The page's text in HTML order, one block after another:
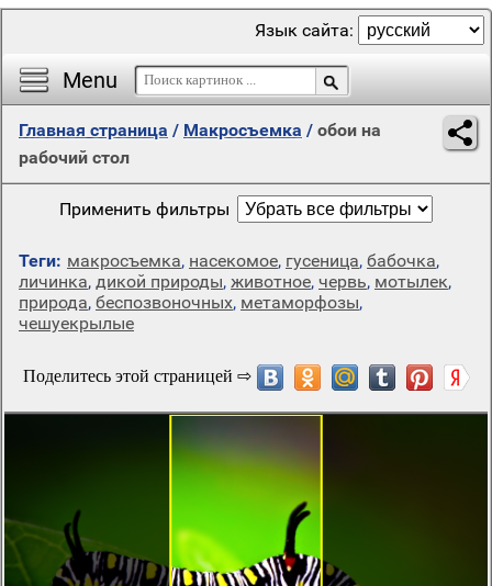
Menu
Язык сайта:
Главная страница / Макросъемка / обои на
рабочий стол
Применить фильтры
Теги: макросъемка, насекомое, гусеница, бабочка,
личинка, дикой природы, животное, червь, мотылек,
природа, беспозвоночных, метаморфозы,
чешуекрылые